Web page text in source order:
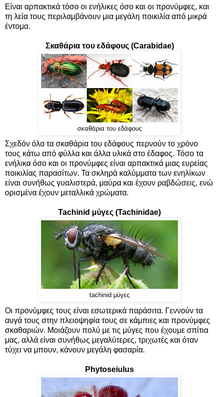
Είναι αρπακτικά τόσο οι ενήλικες όσο και οι προνύμφες, και
τη λεία τους περιλαμβάνουν μια μεγάλη ποικιλία από μικρά
έντομα.
Σκαθάρια του εδάφους (Carabidae)
σκαθάρια του εδάφους
Σχεδόν όλα τα σκαθάρια του εδάφους περνούν το χρόνο
τους κάτω από φύλλα και άλλα υλικά στο έδαφος. Τόσο τα
ενήλικα όσο και οι προνύμφες είναι αρπακτικά μιας ευρείας
ποικιλίας παρασίτων. Τα σκληρά καλύμματα των ενηλίκων
είναι συνήθως γυαλιστερά, μαύρα και έχουν ραβδώσεις, ενώ
ορισμένα έχουν μεταλλικά χρώματα.
Tachinid μύγες (Tachinidae)
tachinid μύγες
Οι προνύμφες τους είναι εσωτερικά παράσιτα. Γεννούν τα
αυγά τους στην πλειοψηφία τους σε κάμπιες και προνύμφες
σκαθαριών. Mοιάζουν πολύ με τις μύγες που έχουμε σπίτια
μας, αλλά είναι συνήθως μεγαλύτερες, τριχωτές και όταν
τύχει να μπουν, κάνουν μεγάλη φασαρία.
Phytoseiulus